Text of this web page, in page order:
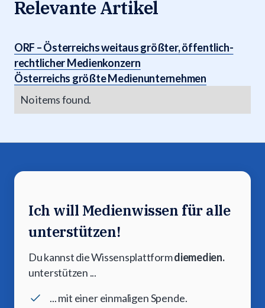
Relevante Artikel
ORF – Österreichs weitaus größter, öffentlich-
rechtlicher Medienkonzern
Österreichs größte Medienunternehmen
No items found.
Ich will Medienwissen für alle
unterstützen!
Du kannst die Wissensplattformdiemedien.
unterstützen ...
... mit einer einmaligen Spende.